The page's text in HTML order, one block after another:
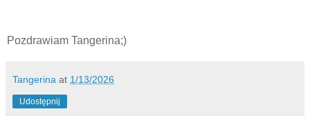
Pozdrawiam Tangerina;)
Tangerina at 1/13/2026
Udostępnij